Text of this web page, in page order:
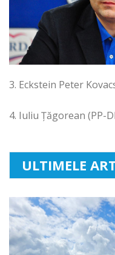
3. Eckstein Peter
4. Iuliu Țăgorean (PP-
ULTIMELE